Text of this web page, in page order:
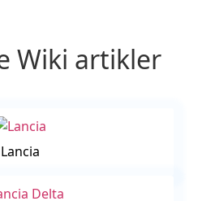
Wiki artikler
Lancia